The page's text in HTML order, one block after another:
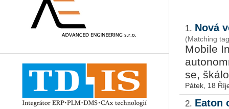
1. Nová
(Matching
Mo­bi­le
se,
Pátek, 18
2. Eaton